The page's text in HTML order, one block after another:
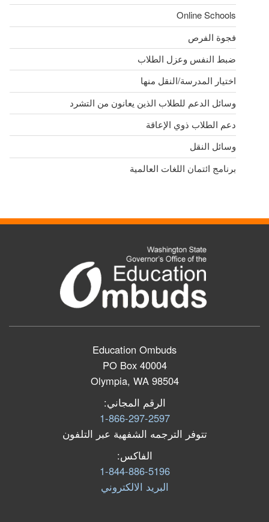
Online Schools
فجوة الفرص
ضبط النفس وعزل الطلاب
اختيار المدرسة/النقل منها
وسائل الدعم للطلاب الذين يعانون من التشرد
دعم الطلاب ذوي الإعاقة
وسائل النقل
برنامج ائتمان اللغات العالمية
Education Ombuds
PO Box 40004
Olympia, WA 98504
الرقم المجاني:
1-866-297-2597
تتوفر الترجمه الشفهية عبر التلفون
الفاكس:
1-844-886-5196
البرید الالكتروني